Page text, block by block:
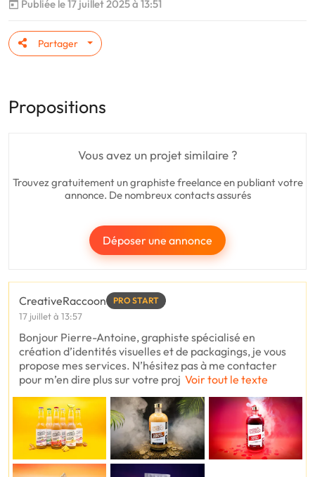
Publiée le 17 juillet 2025 à 13:51
Partager
Propositions
Vous avez un projet similaire ?
Trouvez gratuitement un graphiste freelance en publiant votre
annonce. De nombreux contacts assurés
Déposer une annonce
CreativeRaccoon PRO START
17 juillet à 13:57
Bonjour Pierre-Antoine, graphiste spécialisé en
création d’identités visuelles et de packagings, je vous
propose mes services. N’hésitez pas à me contacter
pour m’en dire plus sur votre proj Voir tout le texte